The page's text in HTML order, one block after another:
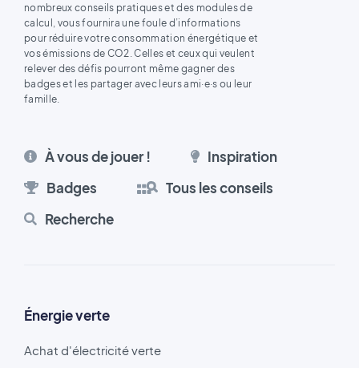
nombreux conseils pratiques et des modules de
calcul, vous fournira une foule d’informations
pour réduire votre consommation énergétique et
vos émissions de CO2. Celles et ceux qui veulent
relever des défis pourront même gagner des
badges et les partager avec leurs ami·e·s ou leur
famille.
À vous de jouer !
Inspiration
Badges
Tous les conseils
Recherche
Énergie verte
Achat d'électricité verte